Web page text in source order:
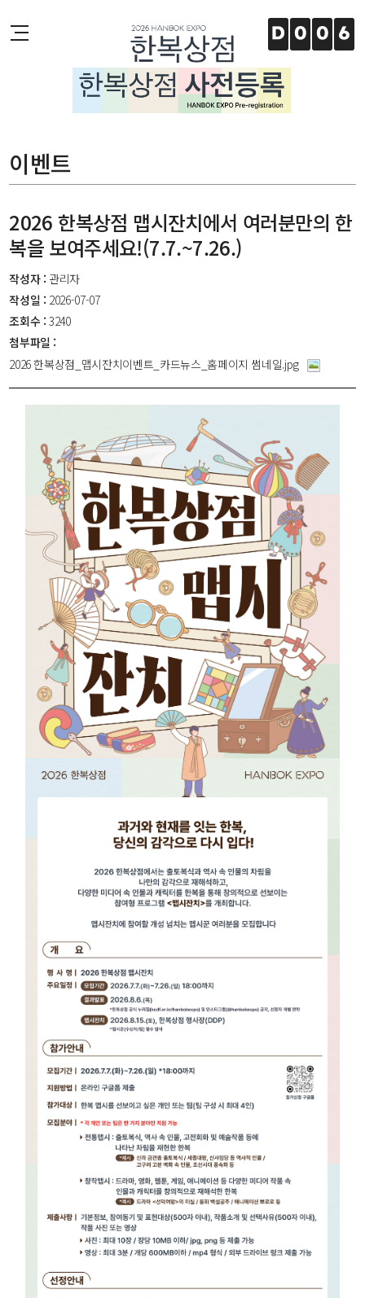
D 0 0 6
이벤트
2026 한복상점 맵시잔치에서 여러분만의 한
복을 보여주세요!(7.7.~7.26.)
작성자 : 관리자
작성일 : 2026-07-07
조회수 :3240
첨부파일 :
2026 한복상점_맵시잔치이벤트_카드뉴스_홈페이지 썸네일.jpg